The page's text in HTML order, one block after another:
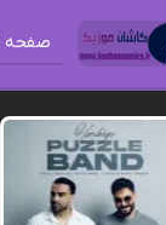
صفحه